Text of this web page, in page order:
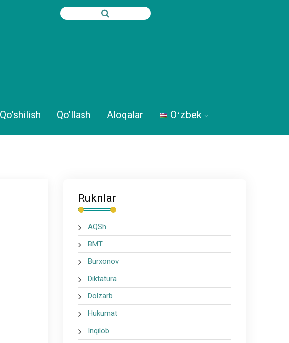
Qo’shilish Qo’llash Aloqalar Oʻzbek
Ruknlar
AQSh
BMT
Burxonov
Diktatura
Dolzarb
Hukumat
Inqilob